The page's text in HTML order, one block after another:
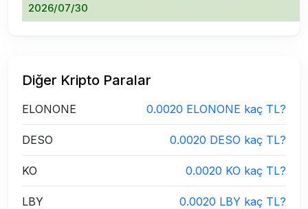
2026/07/30
Diğer Kripto Paralar
ELONONE 0.0020 ELONONE kaç TL?
DESO 0.0020 DESO kaç TL?
KO 0.0020 KO kaç TL?
LBY 0.0020 LBY kaç TL?